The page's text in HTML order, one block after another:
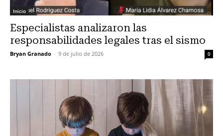
Inicio
Especialistas analizaron las
responsabilidades legales tras el sismo
Bryan Granado - 9 de julio de 2026 0